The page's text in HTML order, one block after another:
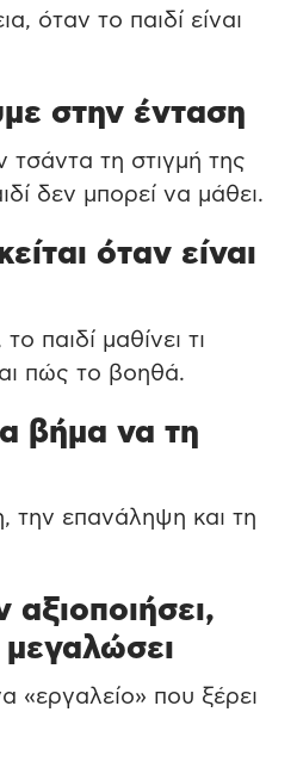
όταν το παιδί είναι
στην ένταση
τσάντα τη στιγμή της
δεν μπορεί να μάθει.
όταν είναι
παιδί μαθίνει τι
πώς το βοηθά.
βήμα να τη
την επανάληψη και τη
αξιοποιήσει,
«εργαλείο» που ξέρει